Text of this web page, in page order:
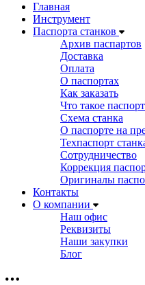
Главная
Инструмент
Паспорта станков
Архив паспартов
Доставка
Оплата
О паспортах
Как заказать
Что такое паспорт
Схема станка
О паспорте на
Техпаспорт
Сотрудничество
Коррекция
Оригиналы
Контакты
О компании
Наш офис
Реквизиты
Наши закупки
Блог